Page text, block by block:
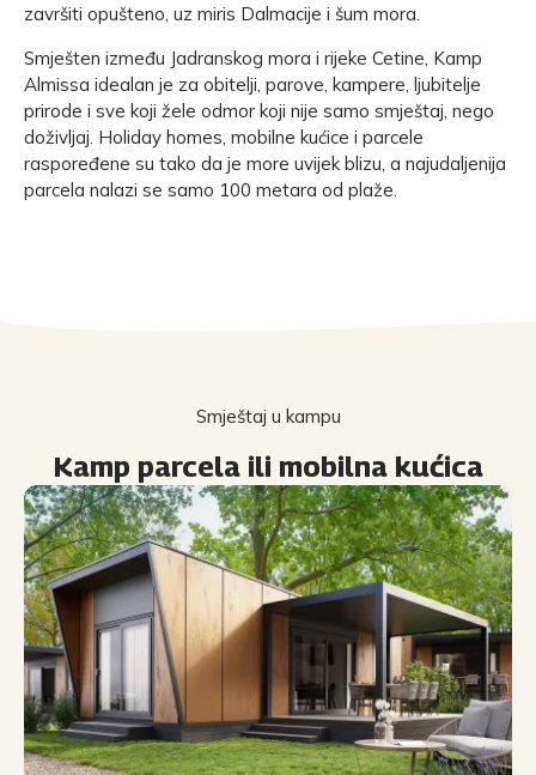
završiti opušteno, uz miris Dalmacije i šum mora.
Smješten između Jadranskog mora i rijeke Cetine, Kamp
Almissa idealan je za obitelji, parove, kampere, ljubitelje
prirode i sve koji žele odmor koji nije samo smještaj, nego
doživljaj. Holiday homes, mobilne kućice i parcele
raspoređene su tako da je more uvijek blizu, a najudaljenija
parcela nalazi se samo 100 metara od plaže.
Smještaj u kampu
Kamp parcela ili mobilna kućica